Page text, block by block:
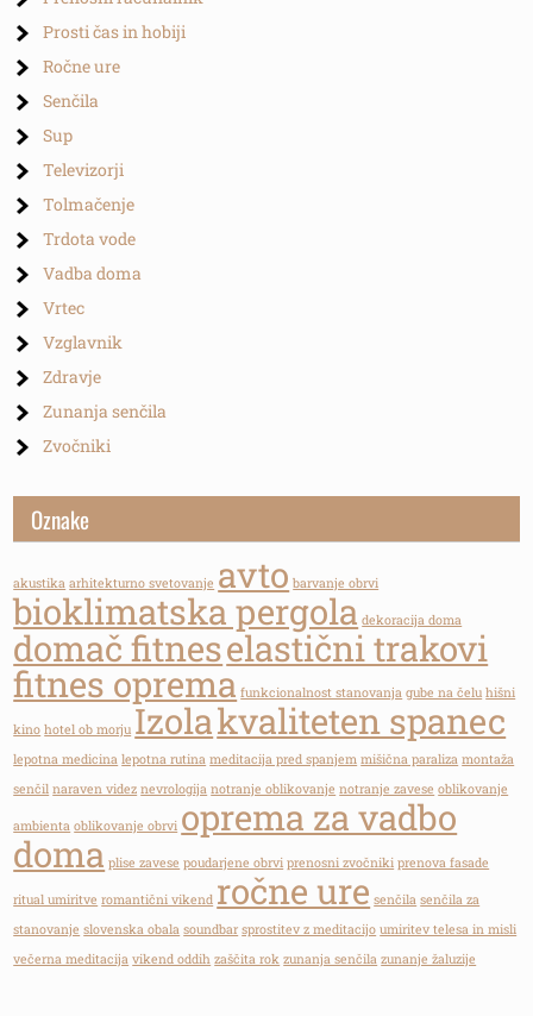
Prosti čas in hobiji
Ročne ure
Senčila
Sup
Televizorji
Tolmačenje
Trdota vode
Vadba doma
Vrtec
Vzglavnik
Zdravje
Zunanja senčila
Zvočniki
Oznake
akustika arhitekturno svetovanje avto barvanje obrvi
bioklimatska pergola dekoracija doma
domač fitneselastični trakovi
fitnes oprema funkcionalnost stanovanja gube na čelu hišni
kino hotel ob morju Izolakvaliteten spanec
lepotna medicina lepotna rutina meditacija pred spanjem mišična paraliza montaža
senčil naraven videz nevrologija notranje oblikovanje notranje zavese oblikovanje
ambienta oblikovanje obrvi oprema za vadbo
doma plise zavese poudarjene obrvi prenosni zvočniki prenova fasade
ritual umiritve romantični vikend ročne ure senčila senčila za
stanovanje slovenska obala soundbar sprostitev z meditacijo umiritev telesa in misli
večerna meditacija vikend oddih zaščita rok zunanja senčila zunanje žaluzije